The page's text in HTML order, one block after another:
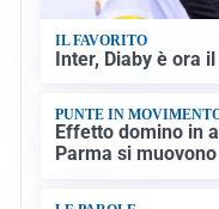
IL FAVORITO
Inter, Diaby è ora
PUNTE IN
Effetto domino in
Parma si muovono